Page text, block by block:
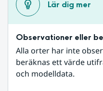
Lär dig mer
Observationer eller
Alla orter har inte
beräknas ett värde
och modelldata.